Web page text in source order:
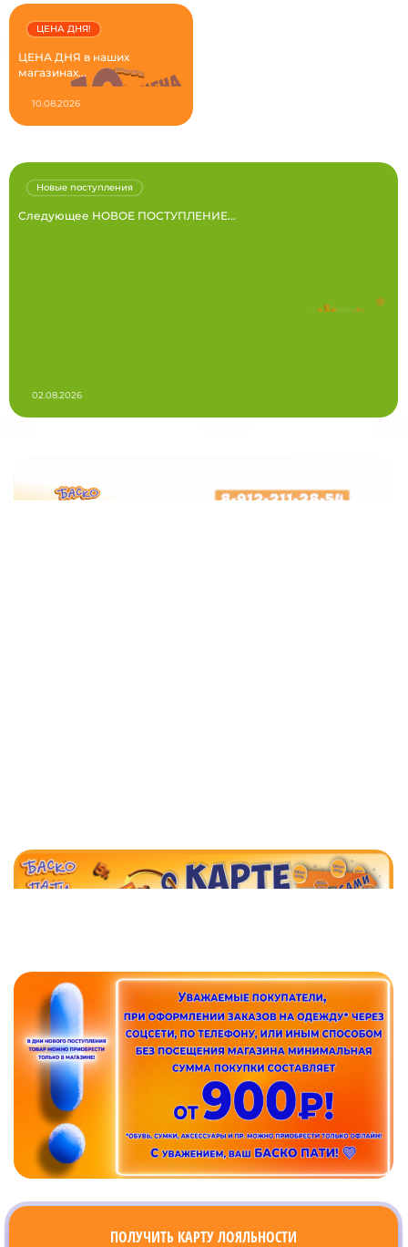
ЦЕНА ДНЯ в наших
магазинах...
ЦЕНА ДНЯ!
10.08.2026
Следующее НОВОЕ ПОСТУПЛЕНИЕ...
Новые поступления
02.08.2026
ПОЛУЧИТЬ КАРТУ ЛОЯЛЬНОСТИ